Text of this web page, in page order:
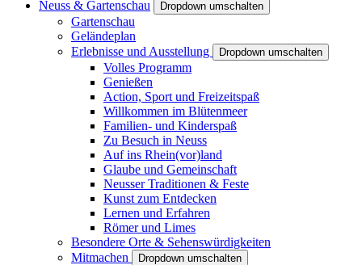
Neuss & Gartenschau Dropdown umschalten
Gartenschau
Geländeplan
Erlebnisse und Ausstellung
Dropdown umschalten
Volles Programm
Genießen
Action, Sport und Freizeitspaß
Willkommen im Blütenmeer
Familien- und Kinderspaß
Zu Besuch in Neuss
Auf ins Rhein(vor)land
Glaube und Gemeinschaft
Neusser Traditionen & Feste
Kunst zum Entdecken
Lernen und Erfahren
Römer und Limes
Besondere Orte & Sehenswürdigkeiten
Mitmachen
Dropdown umschalten